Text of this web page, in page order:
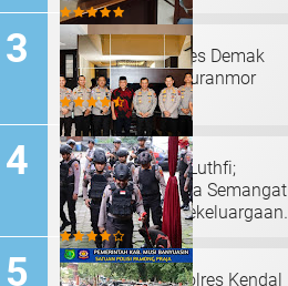
Sat Reskrim Polres Demak
Ungkap Kasus Curanmor
Irjen Pol Ahmad Luthfi;
Anjangsana Bawa Semangat
Kebersamaan, Kekeluargaan
Serta Pengabdian Tinggi
Tim Sterilisasi Polres Kendal